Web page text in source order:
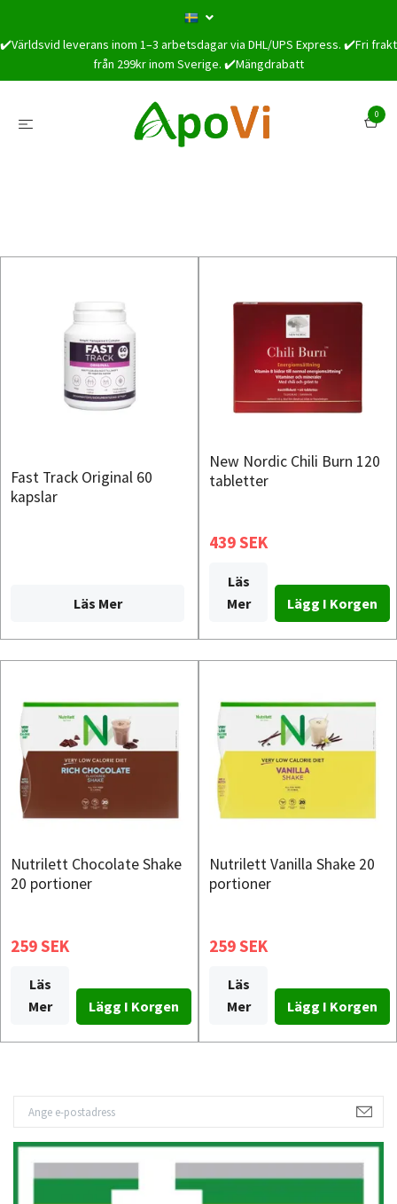
✔️Världsvid leverans inom 1–3 arbetsdagar via DHL/UPS Express. ✔️Fri frakt
från 299kr inom Sverige. ✔️Mängdrabatt
0
Fast Track Original 60
kapslar
Läs Mer
New Nordic Chili Burn 120
tabletter
439 SEK
Läs
Mer
Nutrilett Chocolate Shake
20 portioner
259 SEK
Läs
Mer
Nutrilett Vanilla Shake 20
portioner
259 SEK
Läs
Mer